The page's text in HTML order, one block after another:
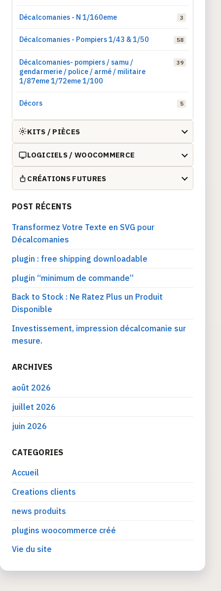
Décalcomanies - N 1/160eme 3
Décalcomanies - Pompiers 1/43 & 1/50 58
Décalcomanies- pompiers / samu /
gendarmerie / police / armé / militaire
1/87eme 1/72eme 1/100
39
Décors 5
KITS / PIÈCES
LOGICIELS / WOOCOMMERCE
CRÉATIONS FUTURES
POST RÉCENTS
Transformez Votre Texte en SVG pour
Décalcomanies
plugin : free shipping downloadable
plugin “minimum de commande”
Back to Stock : Ne Ratez Plus un Produit
Disponible
Investissement, impression décalcomanie sur
mesure.
ARCHIVES
août 2026
juillet 2026
juin 2026
CATEGORIES
Accueil
Creations clients
news produits
plugins woocommerce créé
Vie du site